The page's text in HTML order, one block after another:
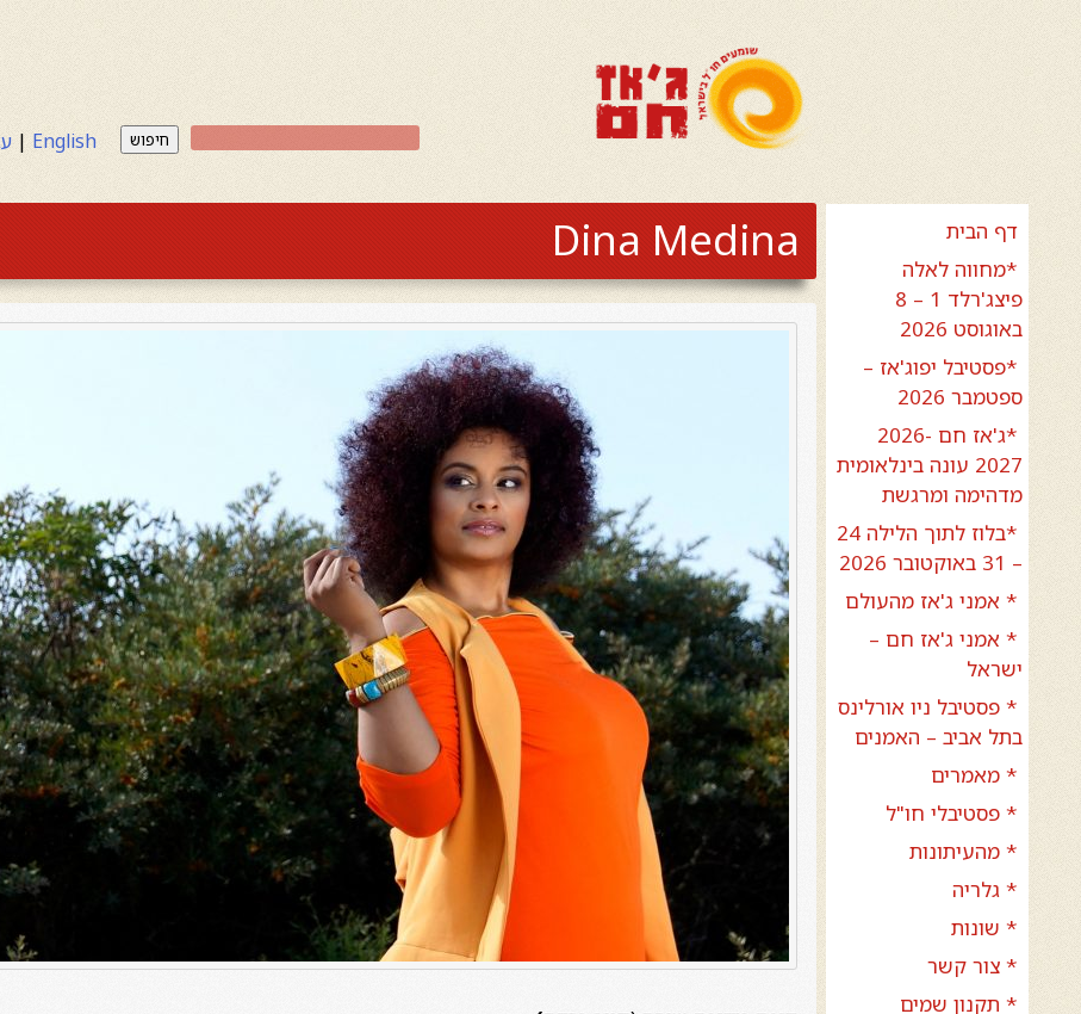
English
| חיפוש
דף הבית
*מחווה לאלה
פיצג'רלד 1 – 8
באוגוסט 2026
*פסטיבל יפוג'אז –
ספטמבר 2026
*ג'אז חם 2026-
2027 עונה בינלאומית
מדהימה ומרגשת
*בלוז לתוך הלילה 24
– 31 באוקטובר 2026
* אמני ג'אז מהעולם
* אמני ג'אז חם –
ישראל
* פסטיבל ניו אורלינס
בתל אביב – האמנים
* מאמרים
* פסטיבלי חו"ל
* מהעיתונות
* גלריה
* שונות
* צור קשר
* תקנון שמים
Dina Medina